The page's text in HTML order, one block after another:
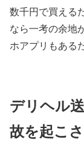
数千円で買える
なら一考の余地
ホアプリもある
デリヘル
故を起こ